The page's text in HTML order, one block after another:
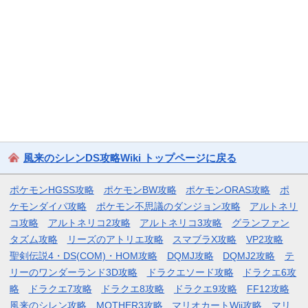
風来のシレンDS攻略Wiki トップページに戻る
ポケモンHGSS攻略 ポケモンBW攻略 ポケモンORAS攻略
ポ
ケモンダイパ攻略
ポケモン不思議のダンジョン攻略
アルトネリ
コ攻略
アルトネリコ2攻略 アルトネリコ3攻略
グランファン
タズム攻略
リーズのアトリエ攻略 スマブラX攻略
VP2攻略
聖剣伝説4・DS(COM)・HOM攻略
DQMJ攻略 DQMJ2攻略
テ
リーのワンダーランド3D攻略
ドラクエソード攻略
ドラクエ6攻
略
ドラクエ7攻略 ドラクエ8攻略 ドラクエ9攻略
FF12攻略
風来のシレン攻略
MOTHER3攻略 マリオカートWii攻略 マリ